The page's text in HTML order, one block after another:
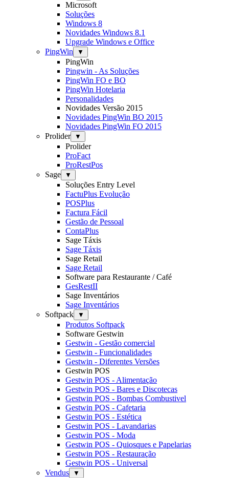
Microsoft
Soluções
Windows 8
Novidades Windows 8.1
Upgrade Windows e Office
PingWin
▼
PingWin
Pingwin - As Soluções
PingWin FO e BO
PingWin Hotelaria
Personalidades
Novidades Versão 2015
Novidades PingWin BO 2015
Novidades PingWin FO 2015
Prolider
▼
Prolider
ProFact
ProRestPos
Sage
▼
Soluções Entry Level
FactuPlus Evolução
POSPlus
Factura Fácil
Gestão de Pessoal
ContaPlus
Sage Táxis
Sage Táxis
Sage Retail
Sage Retail
Software para Restaurante / Café
GesRestII
Sage Inventários
Sage Inventários
Softpack
▼
Produtos Softpack
Software Gestwin
Gestwin - Gestão comercial
Gestwin - Funcionalidades
Gestwin - Diferentes Versões
Gestwin POS
Gestwin POS - Alimentação
Gestwin POS - Bares e Discotecas
Gestwin POS - Bombas Combustivel
Gestwin POS - Cafetaria
Gestwin POS - Estética
Gestwin POS - Lavandarias
Gestwin POS - Moda
Gestwin POS - Quiosques e Papelarias
Gestwin POS - Restauração
Gestwin POS - Universal
Vendus
▼